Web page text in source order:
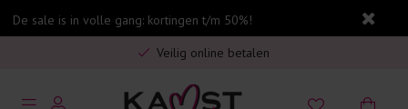
De sale is in volle gang: kortingen t/m 50%!
Gratis verzending in Nederland vanaf €75,-
Veilig online betalen
5% spaarbonus op jouw aankoop